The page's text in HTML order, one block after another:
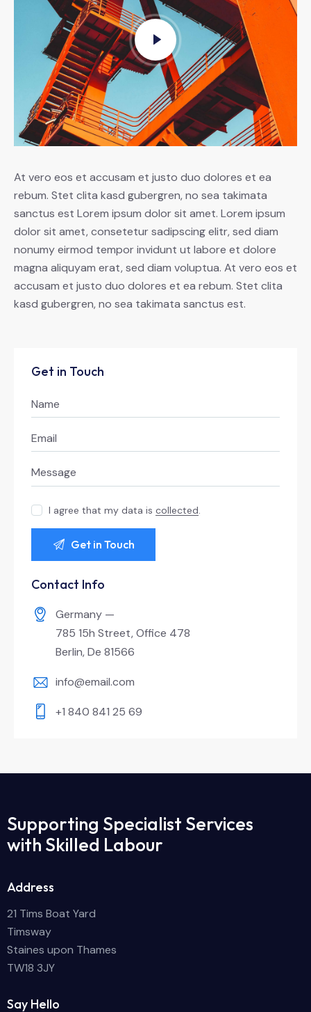
At vero eos et accusam et justo duo dolores et ea
rebum. Stet clita kasd gubergren, no sea takimata
sanctus est Lorem ipsum dolor sit amet. Lorem ipsum
dolor sit amet, consetetur sadipscing elitr, sed diam
nonumy eirmod tempor invidunt ut labore et dolore
magna aliquyam erat, sed diam voluptua. At vero eos et
accusam et justo duo dolores et ea rebum. Stet clita
kasd gubergren, no sea takimata sanctus est.
Get in Touch
I agree that my data iscollected
Contact Info
Germany —
785 15h Street, Office 478
Berlin, De 81566
info@email.com
+1 840 841 25 69
Supporting Specialist Services
with Skilled Labour
Address
21 Tims Boat Yard
Timsway
Staines upon Thames
TW18 3JY
Say Hello